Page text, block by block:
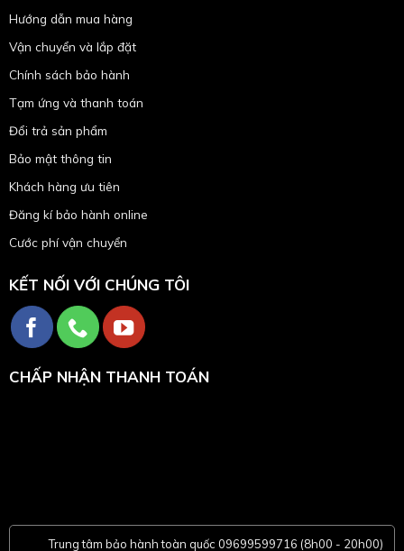
Hướng dẫn mua hàng
Vận chuyển và lắp đặt
Chính sách bảo hành
Tạm ứng và thanh toán
Đổi trả sản phẩm
Bảo mật thông tin
Khách hàng ưu tiên
Đăng kí bảo hành online
Cước phí vận chuyển
KẾT NỐI VỚI CHÚNG TÔI
CHẤP NHẬN THANH TOÁN
Trung tâm bảo hành toàn quốc 09699599716 (8h00 - 20h00)